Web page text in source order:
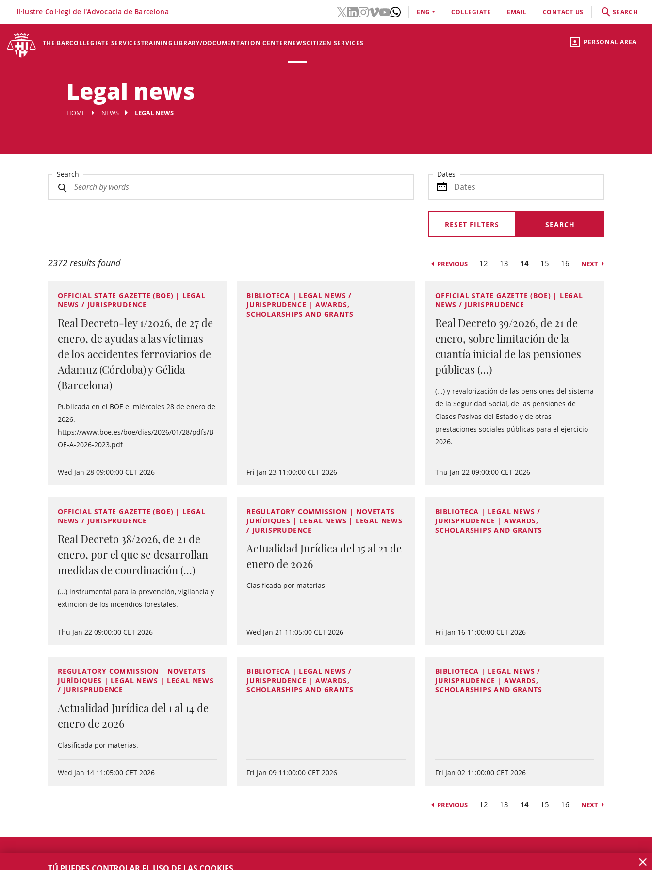
PERSONAL AREA
THE BARCOLLEGIATE SERVICESTRAININGLIBRARY/DOCUMENTATION CENTERNEWSCITIZEN SERVICES
Il·lustre Col·legi de l'Advocacia de Barcelona ENG COLLEGIATE EMAIL CONTACT US SEARCH
Legal news
HOME NEWS LEGAL NEWS
Search Dates
RESET FILTERS
2372 results found PREVIOUS 12 13 14 15 16 NEXT
OFFICIAL STATE GAZETTE (BOE) | LEGAL
NEWS / JURISPRUDENCE
Real Decreto-ley 1/2026, de 27 de
enero, de ayudas a las víctimas
de los accidentes ferroviarios de
Adamuz (Córdoba) y Gélida
(Barcelona)
Publicada en el BOE el miércoles 28 de enero de
2026.
https://www.boe.es/boe/dias/2026/01/28/pdfs/B
OE-A-2026-2023.pdf
Wed Jan 28 09:00:00 CET 2026
BIBLIOTECA | LEGAL NEWS /
JURISPRUDENCE | AWARDS,
SCHOLARSHIPS AND GRANTS
Fri Jan 23 11:00:00 CET 2026
OFFICIAL STATE GAZETTE (BOE) | LEGAL
NEWS / JURISPRUDENCE
Real Decreto 39/2026, de 21 de
enero, sobre limitación de la
cuantía inicial de las pensiones
públicas (...)
(...) y revalorización de las pensiones del sistema
de la Seguridad Social, de las pensiones de
Clases Pasivas del Estado y de otras
prestaciones sociales públicas para el ejercicio
2026.
Thu Jan 22 09:00:00 CET 2026
OFFICIAL STATE GAZETTE (BOE) | LEGAL
NEWS / JURISPRUDENCE
Real Decreto 38/2026, de 21 de
enero, por el que se desarrollan
medidas de coordinación (...)
(...) instrumental para la prevención, vigilancia y
extinción de los incendios forestales.
Thu Jan 22 09:00:00 CET 2026
REGULATORY COMMISSION | NOVETATS
JURÍDIQUES | LEGAL NEWS | LEGAL NEWS
/ JURISPRUDENCE
Actualidad Jurídica del 15 al 21 de
enero de 2026
Clasificada por materias.
Wed Jan 21 11:05:00 CET 2026
BIBLIOTECA | LEGAL NEWS /
JURISPRUDENCE | AWARDS,
SCHOLARSHIPS AND GRANTS
Fri Jan 16 11:00:00 CET 2026
REGULATORY COMMISSION | NOVETATS
JURÍDIQUES | LEGAL NEWS | LEGAL NEWS
/ JURISPRUDENCE
Actualidad Jurídica del 1 al 14 de
enero de 2026
Clasificada por materias.
Wed Jan 14 11:05:00 CET 2026
BIBLIOTECA | LEGAL NEWS /
JURISPRUDENCE | AWARDS,
SCHOLARSHIPS AND GRANTS
Fri Jan 09 11:00:00 CET 2026
BIBLIOTECA | LEGAL NEWS /
JURISPRUDENCE | AWARDS,
SCHOLARSHIPS AND GRANTS
Fri Jan 02 11:00:00 CET 2026
PREVIOUS 12 13 14 15 16 NEXT
×